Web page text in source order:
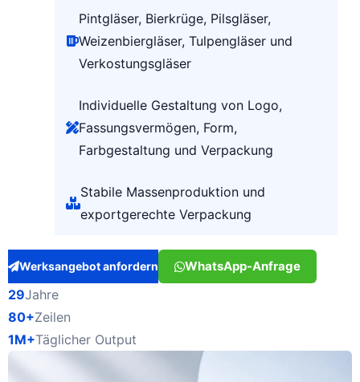
Pintgläser, Bierkrüge, Pilsgläser,
Weizenbiergläser, Tulpengläser und
Verkostungsgläser
Individuelle Gestaltung von Logo,
Fassungsvermögen, Form,
Farbgestaltung und Verpackung
Stabile Massenproduktion und
exportgerechte Verpackung
Werksangebot anfordern WhatsApp-Anfrage
29Jahre
80+Zeilen
1M+Täglicher Output